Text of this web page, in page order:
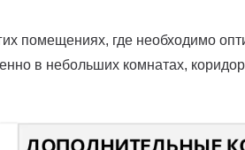
помещениях, где необходимо
в небольших комнатах,